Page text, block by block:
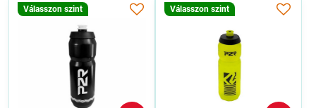
Válasszon szint Válasszon szint